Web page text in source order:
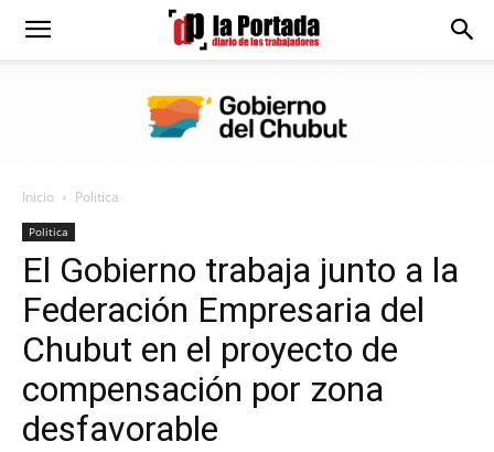
Diario
Portada
Inicio Politica
Politica
El Gobierno trabaja junto a la
Federación Empresaria del
Chubut en el proyecto de
compensación por zona
desfavorable